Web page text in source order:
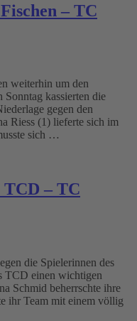
– TC
weiterhin um den
Sonntag kassierten die
gegen den
Riess (1) lieferte sich im
sich …
TCD – TC
die Spielerinnen des
TCD einen wichtigen
Schmid beherrschte ihre
ihr Team mit einem völlig